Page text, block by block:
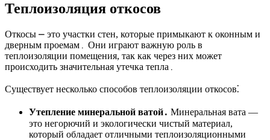
Теплоизоляция откосов
Откосы ⎼ это участки стен, которые примыкают к оконным и
дверным проемам․ Они играют важную роль в
теплоизоляции помещения, так как через них может
происходить значительная утечка тепла․
Существует несколько способов теплоизоляции откосов⁚
Утепление минеральной ватой․ Минеральная вата ―
это негорючий и экологически чистый материал,
который обладает отличными теплоизоляционными